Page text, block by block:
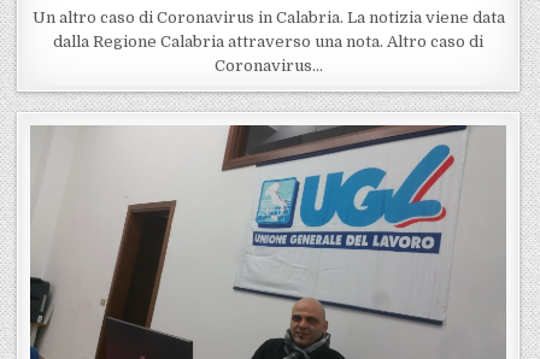
Un altro caso di Coronavirus in Calabria. La notizia viene data
dalla Regione Calabria attraverso una nota. Altro caso di
Coronavirus…